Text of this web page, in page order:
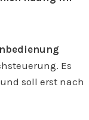
Es
soll erst nach